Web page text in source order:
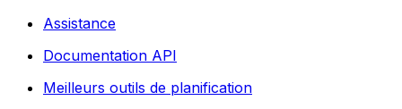
Assistance
Documentation API
Meilleurs outils de planification